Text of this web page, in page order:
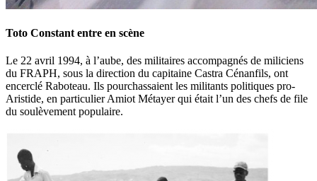
Toto Constant entre en scène
Le 22 avril 1994, à l’aube, des militaires accompagnés de miliciens
du FRAPH, sous la direction du capitaine Castra Cénanfils, ont
encerclé Raboteau. Ils pourchassaient les militants politiques pro-
Aristide, en particulier Amiot Métayer qui était l’un des chefs de file
du soulèvement populaire.